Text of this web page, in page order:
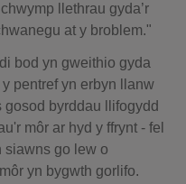
llethrau gyda’r
at y broblem."
bod yn gweithio gyda
pentref yn erbyn llanw
byrddau llifogydd
môr ar hyd y ffrynt - fel
siawns go lew o
yn bygwth gorlifo.